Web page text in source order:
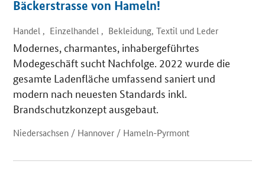
Bäckerstrasse von Hameln!
Handel , Einzelhandel , Bekleidung, Textil und Leder
Modernes, charmantes, inhabergeführtes
Modegeschäft sucht Nachfolge. 2022 wurde die
gesamte Ladenfläche umfassend saniert und
modern nach neuesten Standards inkl.
Brandschutzkonzept ausgebaut.
Niedersachsen / Hannover / Hameln-Pyrmont